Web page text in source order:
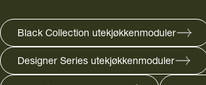
Black Collection utekjøkkenmoduler
Designer Series utekjøkkenmoduler